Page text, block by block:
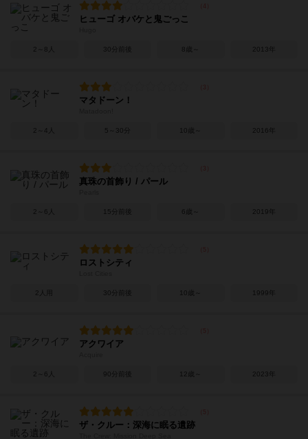
ヒューゴ オバケと鬼ごっこ
2～8人 30分前後 8歳～ 2013年
マタドーン！
2～4人 5～30分 10歳～ 2016年
真珠の首飾り / パール
2～6人 15分前後 6歳～ 2019年
ロストシティ
2人用 30分前後 10歳～ 1999年
アクワイア
2～6人 90分前後 12歳～ 2023年
ザ・クルー：深海に眠る遺跡